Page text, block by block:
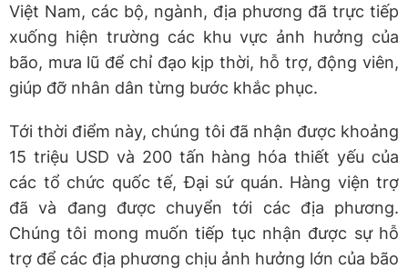
Việt Nam, các bộ, ngành, địa phương đã trực tiếp
xuống hiện trường các khu vực ảnh hưởng của
bão, mưa lũ để chỉ đạo kịp thời, hỗ trợ, động viên,
giúp đỡ nhân dân từng bước khắc phục.
Tới thời điểm này, chúng tôi đã nhận được khoảng
15 triệu USD và 200 tấn hàng hóa thiết yếu của
các tổ chức quốc tế, Đại sứ quán. Hàng viện trợ
đã và đang được chuyển tới các địa phương.
Chúng tôi mong muốn tiếp tục nhận được sự hỗ
trợ để các địa phương chịu ảnh hưởng lớn của bão